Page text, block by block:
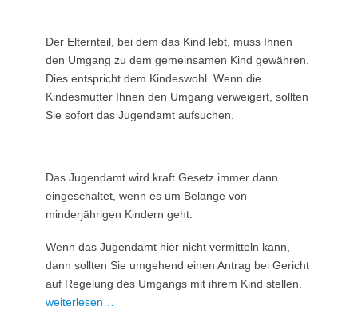
Der Elternteil, bei dem das Kind lebt, muss Ihnen
den Umgang zu dem gemeinsamen Kind gewähren.
Dies entspricht dem Kindeswohl. Wenn die
Kindesmutter Ihnen den Umgang verweigert, sollten
Sie sofort das Jugendamt aufsuchen.
Das Jugendamt wird kraft Gesetz immer dann
eingeschaltet, wenn es um Belange von
minderjährigen Kindern geht.
Wenn das Jugendamt hier nicht vermitteln kann,
dann sollten Sie umgehend einen Antrag bei Gericht
auf Regelung des Umgangs mit ihrem Kind stellen.
weiterlesen…